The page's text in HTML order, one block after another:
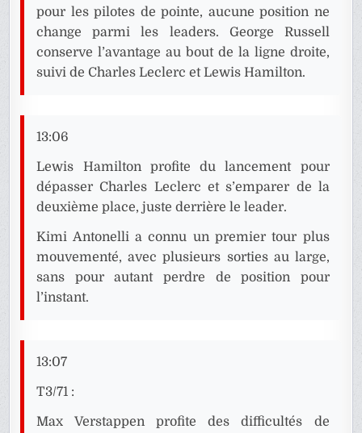
pour les pilotes de pointe, aucune position ne
change parmi les leaders. George Russell
conserve l’avantage au bout de la ligne droite,
suivi de Charles Leclerc et Lewis Hamilton.
13:06
Lewis Hamilton profite du lancement pour
dépasser Charles Leclerc et s’emparer de la
deuxième place, juste derrière le leader.
Kimi Antonelli a connu un premier tour plus
mouvementé, avec plusieurs sorties au large,
sans pour autant perdre de position pour
l’instant.
13:07
T3/71 :
Max Verstappen profite des difficultés de